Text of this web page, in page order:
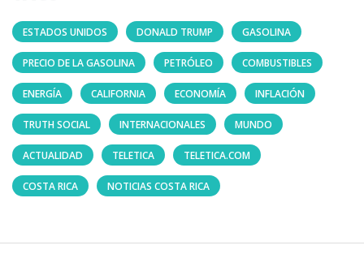
ESTADOS UNIDOS DONALD TRUMP GASOLINA
PRECIO DE LA GASOLINA PETRÓLEO COMBUSTIBLES
ENERGÍA CALIFORNIA ECONOMÍA INFLACIÓN
TRUTH SOCIAL INTERNACIONALES MUNDO
ACTUALIDAD TELETICA TELETICA.COM
COSTA RICA NOTICIAS COSTA RICA